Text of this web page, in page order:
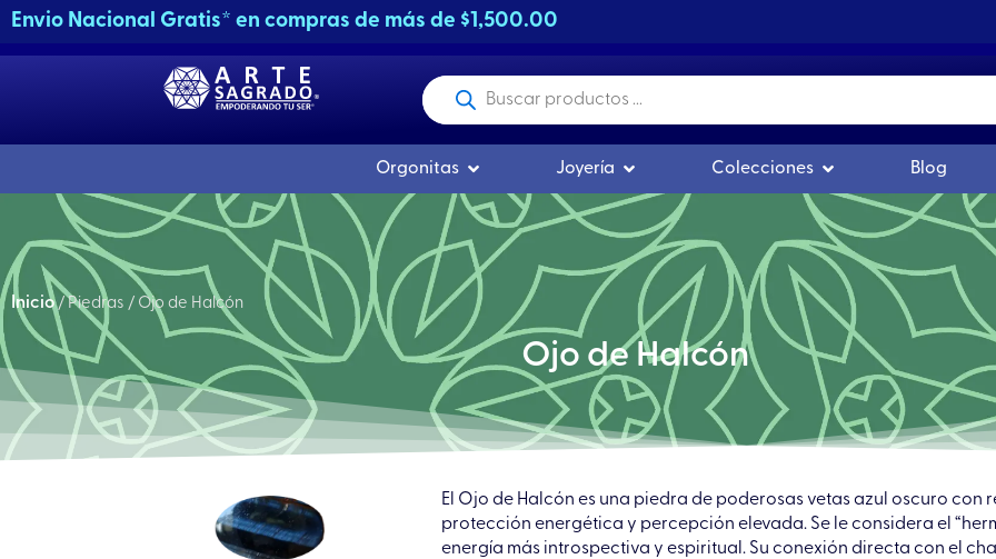
Envio Nacional Gratis* en compras de más de $1,500.00
Productos
buscados
Orgonitas Abrir Orgonitas
Joyería Abrir JoyeríaColecciones Abrir Colecciones
Blog
Inicio/ Piedras / Ojo de Halcón
Ojo de Halcón
El Ojo de Halcón es una piedra de poderosas vetas azul oscuro
protección energética y percepción elevada. Se le considera el
energía más introspectiva y espiritual. Su conexión directa con el